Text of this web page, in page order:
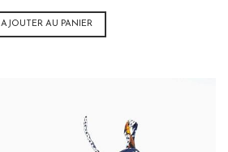
AJOUTER AU PANIER